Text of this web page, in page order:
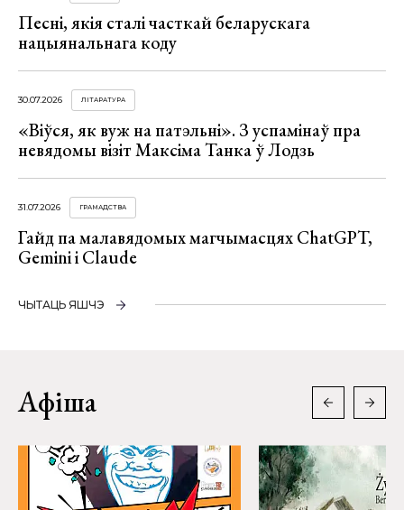
Песні, якія сталі часткай беларускага
нацыянальнага коду
30.07.2026 ЛІТАРАТУРА
«Віўся, як вуж на патэльні». З успамінаў пра
невядомы візіт Максіма Танка ў Лодзь
31.07.2026 ГРАМАДСТВА
Гайд па малавядомых магчымасцях ChatGPT,
Gemini і Claude
ЧЫТАЦЬ ЯШЧЭ
Афіша